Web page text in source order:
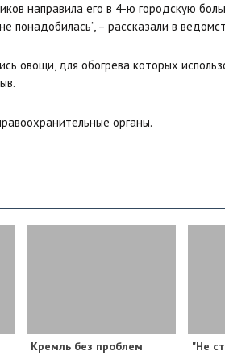
направила его в 4-ю городскую
понадобилась”, – рассказали в
овощи, для обогрева которых
органы.
​Кремль без проблем
"Не